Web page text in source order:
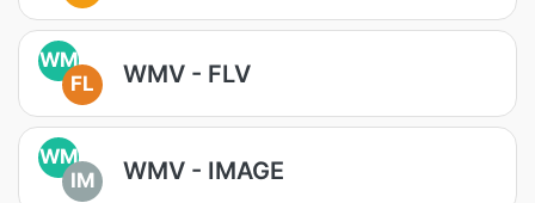
WM
FL
WMV - FLV
WM
IM
WMV - IMAGE